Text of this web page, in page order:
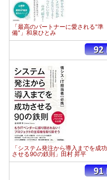
「最高のパートナーに愛される"準
備"」和泉ひとみ
「システム発注から導入までを成功
させる90の鉄則」田村 昇平